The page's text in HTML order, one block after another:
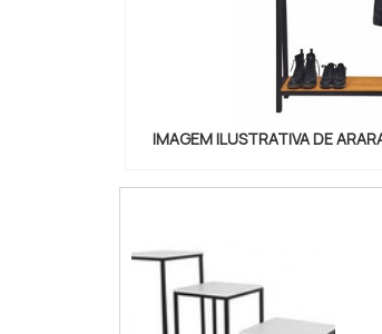
IMAGEM ILUSTRATIVA DE